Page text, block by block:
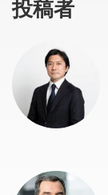
投稿者